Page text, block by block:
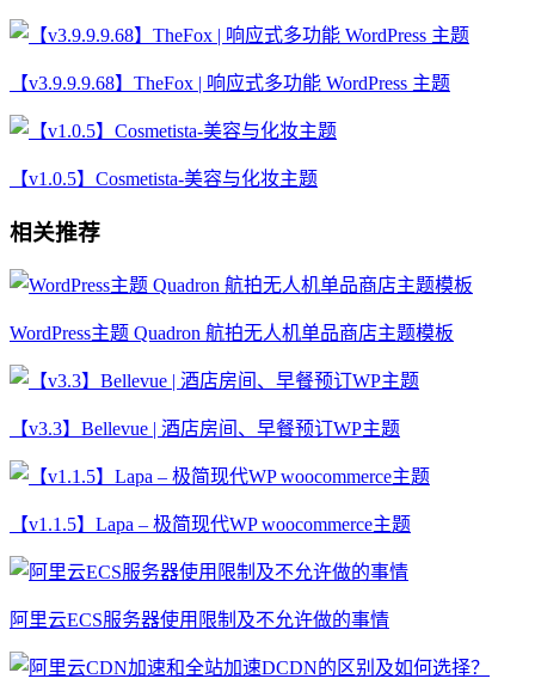
【v3.9.9.9.68】TheFox | 响应式多功能 WordPress 主题
【v1.0.5】Cosmetista-美容与化妆主题
相关推荐
WordPress主题 Quadron 航拍无人机单品商店主题模板
【v3.3】Bellevue | 酒店房间、早餐预订WP主题
【v1.1.5】Lapa – 极简现代WP woocommerce主题
阿里云ECS服务器使用限制及不允许做的事情